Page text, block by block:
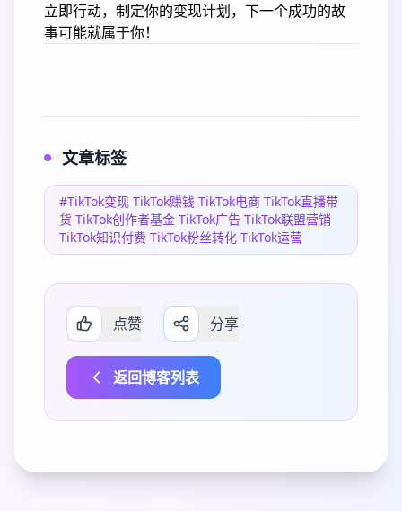
立即行动，制定你的变现计划，下一个成功的故
事可能就属于你！
文章标签
#TikTok变现 TikTok赚钱 TikTok电商 TikTok直播带
货 TikTok创作者基金 TikTok广告 TikTok联盟营销
TikTok知识付费 TikTok粉丝转化 TikTok运营
点赞 分享
返回博客列表